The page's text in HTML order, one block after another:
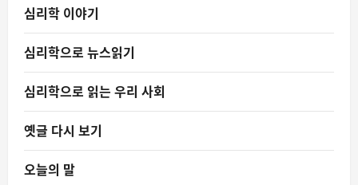
심리학 이야기
심리학으로 뉴스읽기
심리학으로 읽는 우리 사회
옛글 다시 보기
오늘의 말